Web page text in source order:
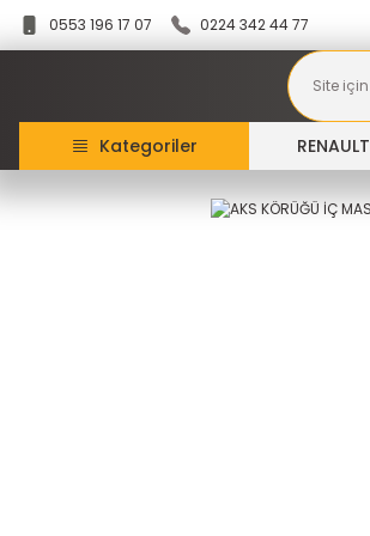
0553 196 17 07 0224 342 44 77
Kategoriler RENAULT